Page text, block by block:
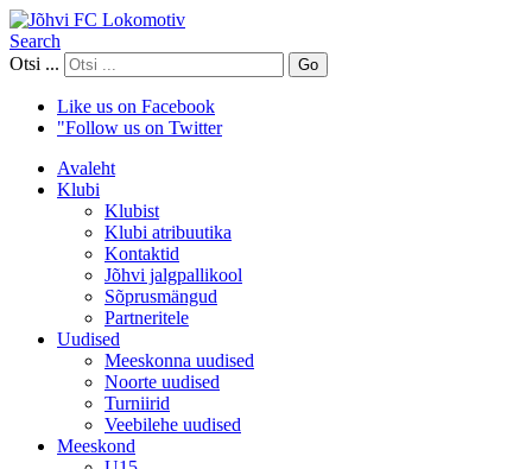
Search
Otsi ...
Go
Like us on Facebook
"Follow us on Twitter
Avaleht
Klubi
Klubist
Klubi atribuutika
Kontaktid
Jõhvi jalgpallikool
Sõprusmängud
Partneritele
Uudised
Meeskonna uudised
Noorte uudised
Turniirid
Veebilehe uudised
Meeskond